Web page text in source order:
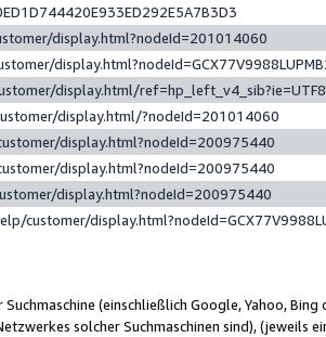
display.html?nodeId=201014060
display.html/
display.html/?nodeId=201014060
display.html?nodeId=200975440
display.html?nodeId=200975440
display.html?nodeId=200975440
customer/
(einschließlich Google, Yahoo,
solcher Suchmaschinen sind), (jeweils